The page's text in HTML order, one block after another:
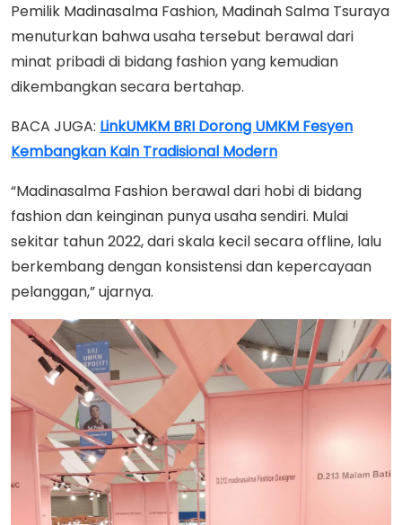
Pemilik Madinasalma Fashion, Madinah Salma Tsuraya
menuturkan bahwa usaha tersebut berawal dari
minat pribadi di bidang fashion yang kemudian
dikembangkan secara bertahap.
BACA JUGA: LinkUMKM BRI Dorong UMKM Fesyen
Kembangkan Kain Tradisional Modern
“Madinasalma Fashion berawal dari hobi di bidang
fashion dan keinginan punya usaha sendiri. Mulai
sekitar tahun 2022, dari skala kecil secara offline, lalu
berkembang dengan konsistensi dan kepercayaan
pelanggan,” ujarnya.